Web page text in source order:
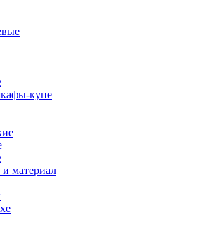
купе
материал